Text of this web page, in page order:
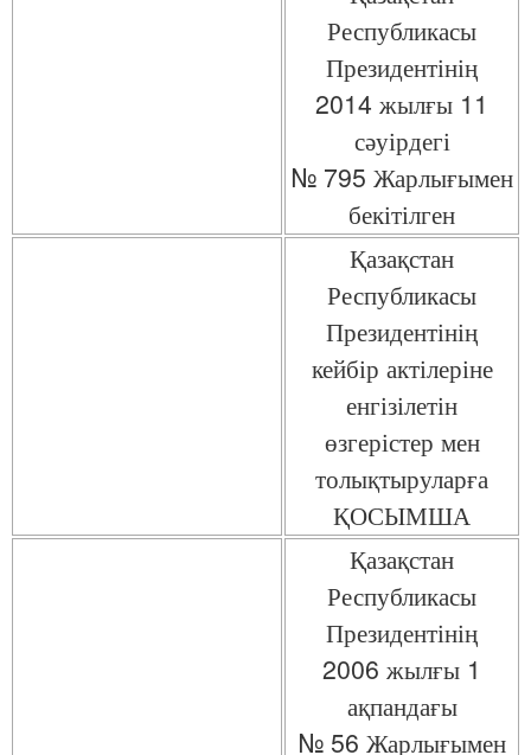
Республикасы
Президентінің
2014 жылғы 11
сәуірдегі
№ 795 Жарлығымен
бекітілген
Қазақстан
Республикасы
Президентінің
кейбір актілеріне
енгізілетін
өзгерістер мен
толықтыруларға
ҚОСЫМША
Қазақстан
Республикасы
Президентінің
2006 жылғы 1
ақпандағы
№ 56 Жарлығымен